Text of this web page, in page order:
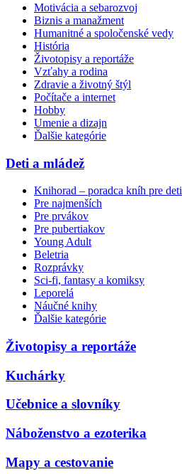
Motivácia a sebarozvoj
Biznis a manažment
Humanitné a spoločenské vedy
História
Životopisy a reportáže
Vzťahy a rodina
Zdravie a životný štýl
Počítače a internet
Hobby
Umenie a dizajn
Ďalšie kategórie
Deti a mládež
Knihorad – poradca kníh pre deti
Pre najmenších
Pre prvákov
Pre pubertiakov
Young Adult
Beletria
Rozprávky
Sci-fi, fantasy a komiksy
Leporelá
Náučné knihy
Ďalšie kategórie
Životopisy a reportáže
Kuchárky
Učebnice a slovníky
Náboženstvo a ezoterika
Mapy a cestovanie